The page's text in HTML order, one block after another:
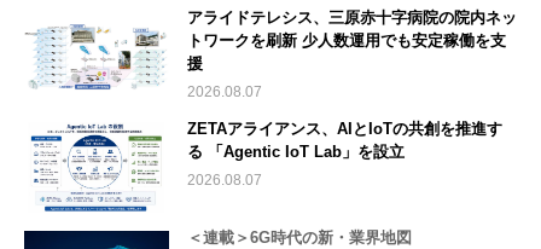
アライドテレシス、三原赤十字病院の院内ネッ
トワークを刷新 少人数運用でも安定稼働を支
援
2026.08.07
ZETAアライアンス、AIとIoTの共創を推進す
る 「Agentic IoT Lab」を設立
2026.08.07
＜連載＞6G時代の新・業界地図